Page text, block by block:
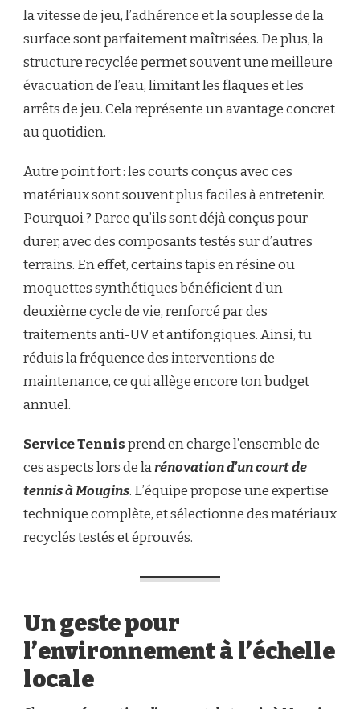
la vitesse de jeu, l’adhérence et la souplesse de la
surface sont parfaitement maîtrisées. De plus, la
structure recyclée permet souvent une meilleure
évacuation de l’eau, limitant les flaques et les
arrêts de jeu. Cela représente un avantage concret
au quotidien.
Autre point fort : les courts conçus avec ces
matériaux sont souvent plus faciles à entretenir.
Pourquoi ? Parce qu’ils sont déjà conçus pour
durer, avec des composants testés sur d’autres
terrains. En effet, certains tapis en résine ou
moquettes synthétiques bénéficient d’un
deuxième cycle de vie, renforcé par des
traitements anti-UV et antifongiques. Ainsi, tu
réduis la fréquence des interventions de
maintenance, ce qui allège encore ton budget
annuel.
Service Tennisprend en charge l’ensemble de
ces aspects lors de larénovation d’un court de
tennis à Mougins. L’équipe propose une expertise
technique complète, et sélectionne des matériaux
recyclés testés et éprouvés.
Un geste pour
l’environnement à l’échelle
locale